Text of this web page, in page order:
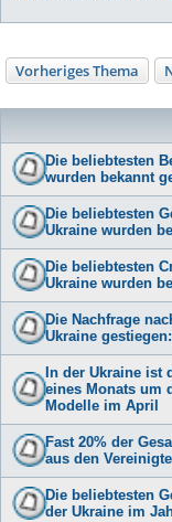
Vorheriges Thema
Die beliebtesten
wurden bekannt
Die beliebtesten
Ukraine wurden
Die beliebtesten
Ukraine wurden
Die Nachfrage
Ukraine
In der Ukraine ist
eines Monats um
Modelle im April
Fast 20% der
aus den
Die beliebtesten
der Ukraine im